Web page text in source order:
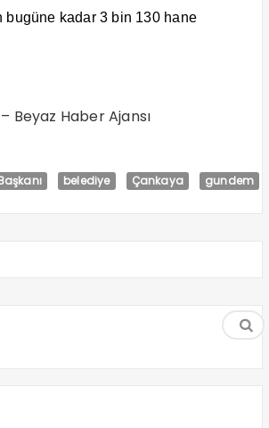
bugüne kadar 3 bin 130 hane
Beyaz Haber Ajansı
belediye Çankaya gundem